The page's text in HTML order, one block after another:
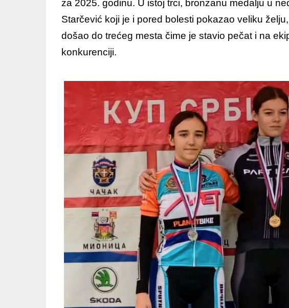
za 2025. godinu. U istoj trci, bronzanu medalju u
Starčević koji je i pored bolesti pokazao veliku
došao do trećeg mesta čime je stavio pečat i na
konkurenciji.